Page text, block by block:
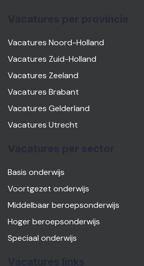
Vacatures Noord-Holland
Vacatures Zuid-Holland
Vacatures Zeeland
Vacatures Brabant
Vacatures Gelderland
Vacatures Utrecht
Basis onderwijs
Voortgezet onderwijs
Middelbaar beroepsonderwijs
Hoger beroepsonderwijs
Speciaal onderwijs